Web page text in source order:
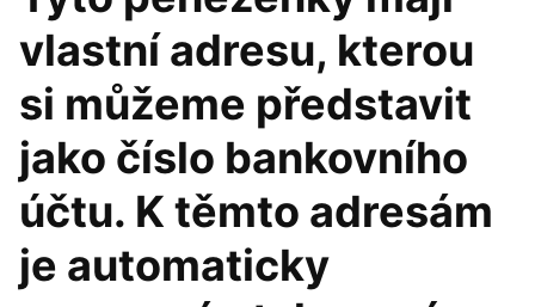
vlastní adresu, kterou
si můžeme představit
jako číslo bankovního
účtu. K těmto adresám
je automaticky